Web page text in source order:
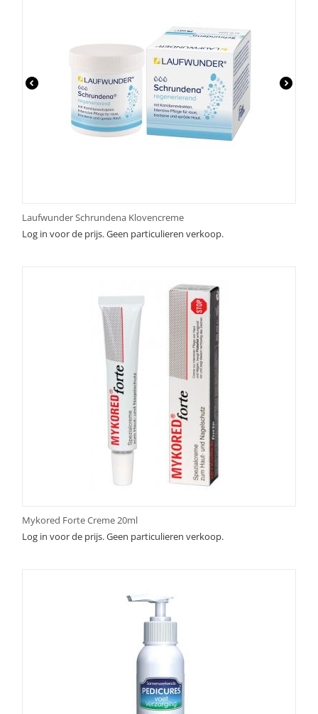
Laufwunder Schrundena Klovencreme
Log in voor de prijs. Geen particulieren verkoop.
Mykored Forte Creme 20ml
Log in voor de prijs. Geen particulieren verkoop.